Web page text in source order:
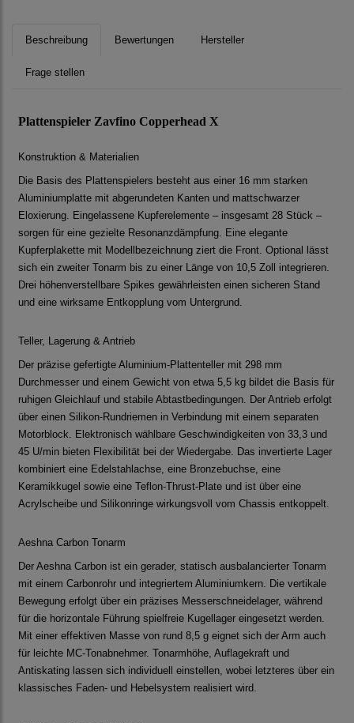
Beschreibung Bewertungen Hersteller
Frage stellen
Plattenspieler Zavfino Copperhead X
Konstruktion & Materialien
Die Basis des Plattenspielers besteht aus einer 16 mm starken
Aluminiumplatte mit abgerundeten Kanten und mattschwarzer
Eloxierung. Eingelassene Kupferelemente – insgesamt 28 Stück –
sorgen für eine gezielte Resonanzdämpfung. Eine elegante
Kupferplakette mit Modellbezeichnung ziert die Front. Optional lässt
sich ein zweiter Tonarm bis zu einer Länge von 10,5 Zoll integrieren.
Drei höhenverstellbare Spikes gewährleisten einen sicheren Stand
und eine wirksame Entkopplung vom Untergrund.
Teller, Lagerung & Antrieb
Der präzise gefertigte Aluminium-Plattenteller mit 298 mm
Durchmesser und einem Gewicht von etwa 5,5 kg bildet die Basis für
ruhigen Gleichlauf und stabile Abtastbedingungen. Der Antrieb erfolgt
über einen Silikon-Rundriemen in Verbindung mit einem separaten
Motorblock. Elektronisch wählbare Geschwindigkeiten von 33,3 und
45 U/min bieten Flexibilität bei der Wiedergabe. Das invertierte Lager
kombiniert eine Edelstahlachse, eine Bronzebuchse, eine
Keramikkugel sowie eine Teflon-Thrust-Plate und ist über eine
Acrylscheibe und Silikonringe wirkungsvoll vom Chassis entkoppelt.
Aeshna Carbon Tonarm
Der Aeshna Carbon ist ein gerader, statisch ausbalancierter Tonarm
mit einem Carbonrohr und integriertem Aluminiumkern. Die vertikale
Bewegung erfolgt über ein präzises Messerschneidelager, während
für die horizontale Führung spielfreie Kugellager eingesetzt werden.
Mit einer effektiven Masse von rund 8,5 g eignet sich der Arm auch
für leichte MC-Tonabnehmer. Tonarmhöhe, Auflagekraft und
Antiskating lassen sich individuell einstellen, wobei letzteres über ein
klassisches Faden- und Hebelsystem realisiert wird.